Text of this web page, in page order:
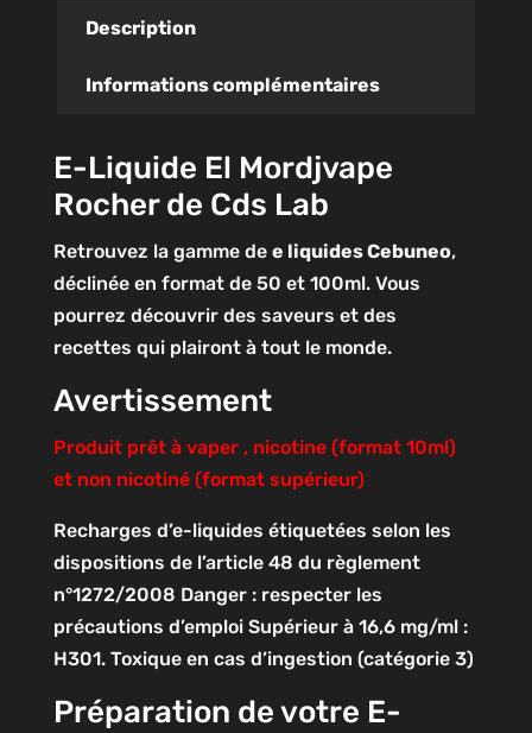
Description
Informations complémentaires
E-Liquide El Mordjvape
Rocher de Cds Lab
Retrouvez la gamme de e liquides Cebuneo,
déclinée en format de 50 et 100ml. Vous
pourrez découvrir des saveurs et des
recettes qui plairont à tout le monde.
Avertissement
Produit prêt à vaper , nicotine (format 10ml)
et non nicotiné (format supérieur)
Recharges d’e-liquides étiquetées selon les
dispositions de l’article 48 du règlement
n°1272/2008 Danger : respecter les
précautions d’emploi Supérieur à 16,6 mg/ml :
H301. Toxique en cas d’ingestion (catégorie 3)
Préparation de votre E-